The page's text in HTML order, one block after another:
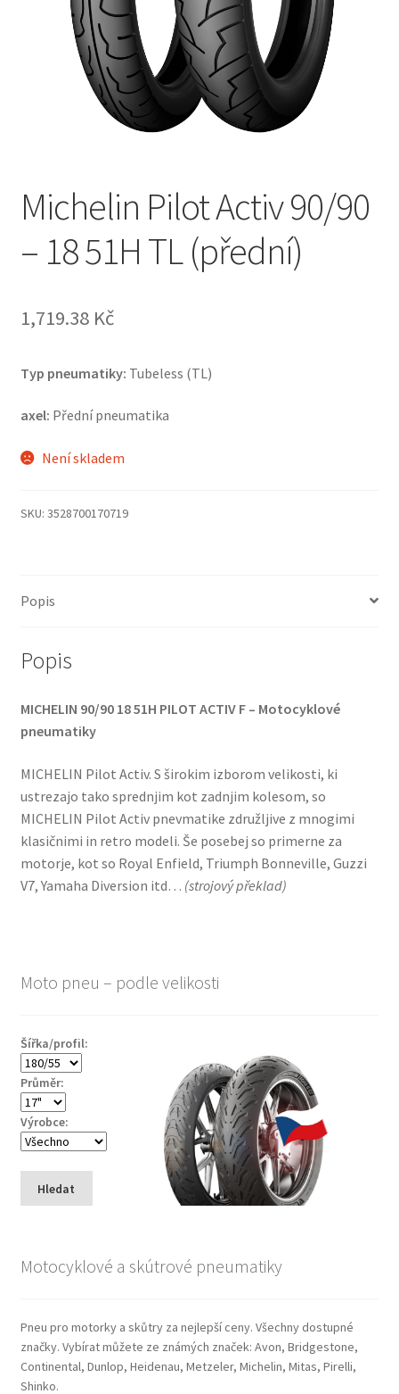
Michelin Pilot Activ 90/90
– 18 51H TL (přední)
1,719.38 Kč
Typ pneumatiky: Tubeless (TL)
axel: Přední pneumatika
Není skladem
SKU: 3528700170719
Popis
Popis
MICHELIN 90/90 18 51H PILOT ACTIV F – Motocyklové
pneumatiky
MICHELIN Pilot Activ. S širokim izborom velikosti, ki
ustrezajo tako sprednjim kot zadnjim kolesom, so
MICHELIN Pilot Activ pnevmatike združljive z mnogimi
klasičnimi in retro modeli. Še posebej so primerne za
motorje, kot so Royal Enfield, Triumph Bonneville, Guzzi
V7, Yamaha Diversion itd… (strojový překlad)
Moto pneu – podle velikosti
Šířka/profil:
Průměr:
Výrobce:
Hledat
Motocyklové a skútrové pneumatiky
Pneu pro motorky a skůtry za nejlepší ceny. Všechny dostupné
značky. Vybírat můžete ze známých značek: Avon, Bridgestone,
Continental, Dunlop, Heidenau, Metzeler, Michelin, Mitas, Pirelli,
Shinko.